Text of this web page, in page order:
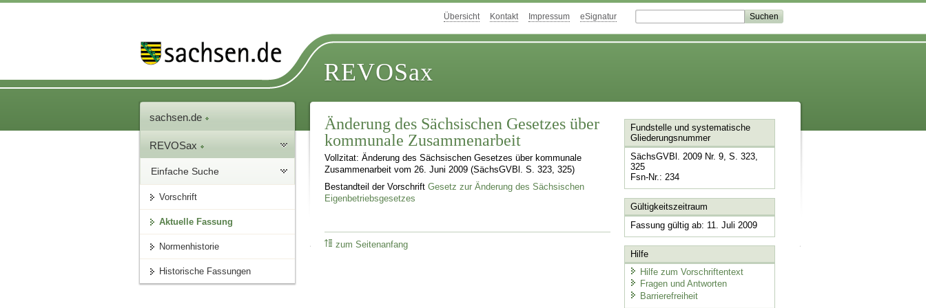
Übersicht Kontakt Impressum eSignatur
REVOSax
sachsen.de
REVOSax
Einfache Suche
Vorschrift
Aktuelle Fassung
Normenhistorie
Historische Fassungen
Änderung des Sächsischen Gesetzes über
kommunale Zusammenarbeit
Vollzitat: Änderung des Sächsischen Gesetzes über kommunale
Zusammenarbeit vom 26. Juni 2009 (SächsGVBl. S. 323, 325)
Bestandteil der VorschriftGesetz zur Änderung des Sächsischen
Eigenbetriebsgesetzes
zum Seitenanfang
Fundstelle und systematische
Gliederungsnummer
SächsGVBl. 2009 Nr. 9, S. 323,
325
Fsn-Nr.: 234
Gültigkeitszeitraum
Fassung gültig ab: 11. Juli 2009
Hilfe
Hilfe zum Vorschriftentext
Fragen und Antworten
Barrierefreiheit